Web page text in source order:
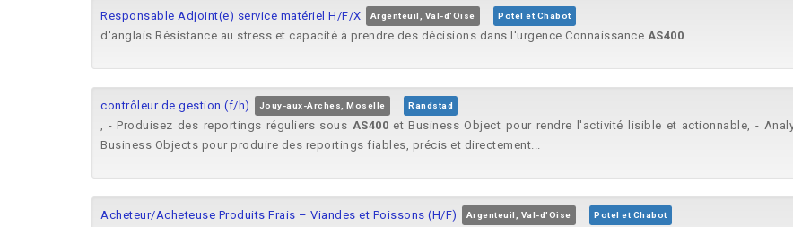
Responsable Adjoint(e) service matériel H/F/X Argenteuil, Val-d'Oise Potel et Chabot
d'anglais Résistance au stress et capacité à prendre des décisions dans l'urgence Connaissance AS400...
contrôleur de gestion (f/h) Jouy-aux-Arches, Moselle Randstad
, - Produisez des reportings réguliers sous AS400 et Business Object pour rendre l'activité lisible et actionnable, -
Business Objects pour produire des reportings fiables, précis et directement...
Acheteur/Acheteuse Produits Frais – Viandes et Poissons (H/F) Argenteuil, Val-d'Oise Potel et Chabot